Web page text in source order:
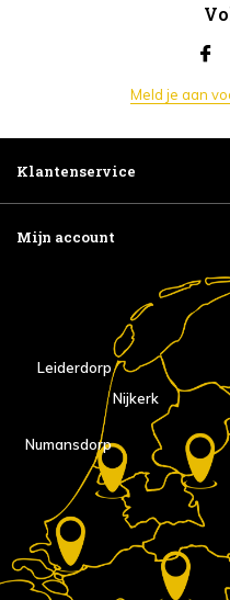
Meld je aan
Klantenservice
Mijn account
Nijkerk
Numansdorp
Leiderdorp